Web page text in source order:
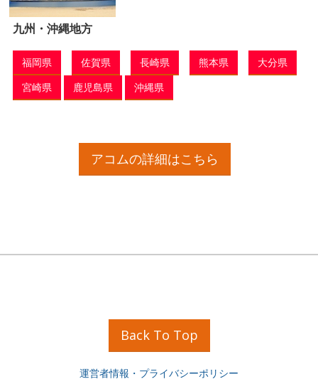
九州・沖縄地方
福岡県 佐賀県 長崎県 熊本県
大分県
宮崎県
鹿児島県 沖縄県
アコムの詳細はこちら
Back To Top
運営者情報・プライバシーポリシー